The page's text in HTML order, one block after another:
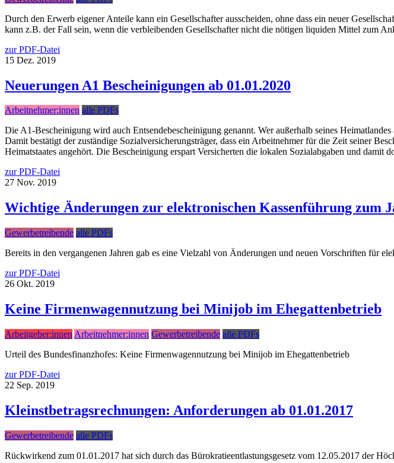
Durch den Erwerb eigener Anteile kann ein Gesellschafter ausscheiden, ohne dass ein neuer
kann z.B. der Fall sein, wenn die verbleibenden Gesellschafter nicht die nötigen liquiden Mittel zum
zur PDF-Datei
15 Dez. 2019
Neuerungen A1 Bescheinigungen ab 01.01.2020
Arbeitnehmer:innen alle PDFs
Die A1-Bescheinigung wird auch Entsendebescheinigung genannt. Wer außerhalb seines
Damit bestätigt der zuständige Sozialversicherungsträger, dass ein Arbeitnehmer für die Zeit seiner
Heimatstaates angehört. Die Bescheinigung erspart Versicherten die lokalen Sozialabgaben und damit
zur PDF-Datei
27 Nov. 2019
Wichtige Änderungen zur elektronischen Kassenführung zum
Gewerbetreibende alle PDFs
Bereits in den vergangenen Jahren gab es eine Vielzahl von Änderungen und neuen Vorschriften für
zur PDF-Datei
26 Okt. 2019
Keine Firmenwagennutzung bei Minijob im Ehegattenbetrieb
Arbeitgeber:innen Arbeitnehmer:innen Gewerbetreibende alle PDFs
Urteil des Bundesfinanzhofes: Keine Firmenwagennutzung bei Minijob im Ehegattenbetrieb
zur PDF-Datei
22 Sep. 2019
Kleinstbetragsrechnungen: Anforderungen ab 01.01.2017
Gewerbetreibende alle PDFs
Rückwirkend zum 01.01.2017 hat sich durch das Bürokratieentlastungsgesetz vom 12.05.2017 der